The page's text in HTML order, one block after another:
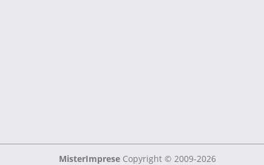
MisterImprese Copyright © 2009-2026